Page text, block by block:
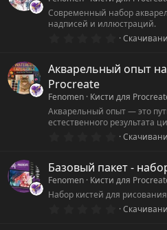
ё
з
Современный набор
надписей и иллюстраций.
0
0
з
ё
з
д
Акварельный опыт
Procreate
Fenomen Кисти для
Акварельный опыт — это
естественного результата
0
0
з
в
ё
д
Базовый пакет -
Fenomen Кисти для
Набор кистей для
0